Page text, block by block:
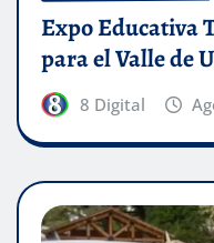
Expo Educativa
para el Valle de
8 Digital